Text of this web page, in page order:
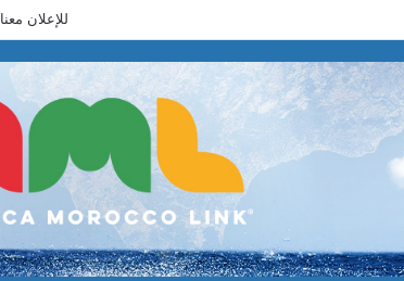
للإعلان معنا